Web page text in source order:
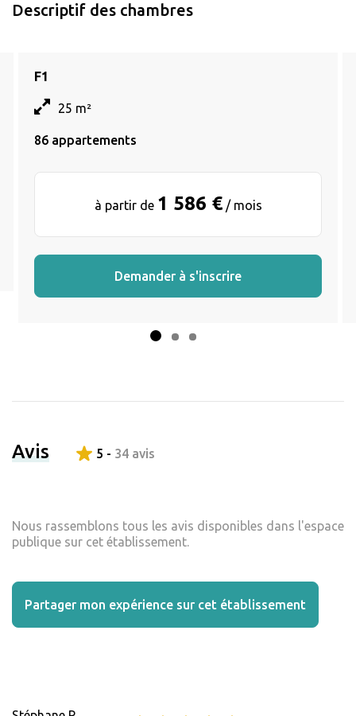
Descriptif des chambres
F1
25 m²
86 appartements
à partir de 1 586 €/ mois
Demander à s'inscrire
Avis 5 - 34 avis
Nous rassemblons tous les avis disponibles dans l'espace
publique sur cet établissement.
Partager mon expérience sur cet établissement